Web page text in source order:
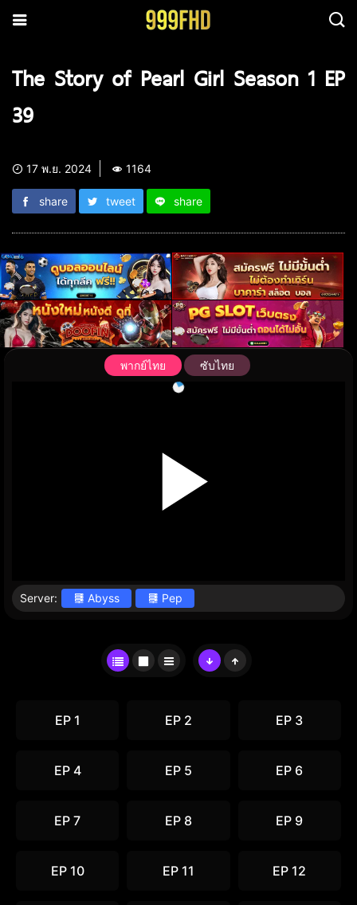
The Story of Pearl Girl Season 1 EP
39
17 พ.ย. 2024 1164
share tweet share
พากย์ไทย ซับไทย
Server: Abyss Pep
EP 1 EP 2 EP 3
EP 4 EP 5 EP 6
EP 7 EP 8 EP 9
EP 10 EP 11 EP 12